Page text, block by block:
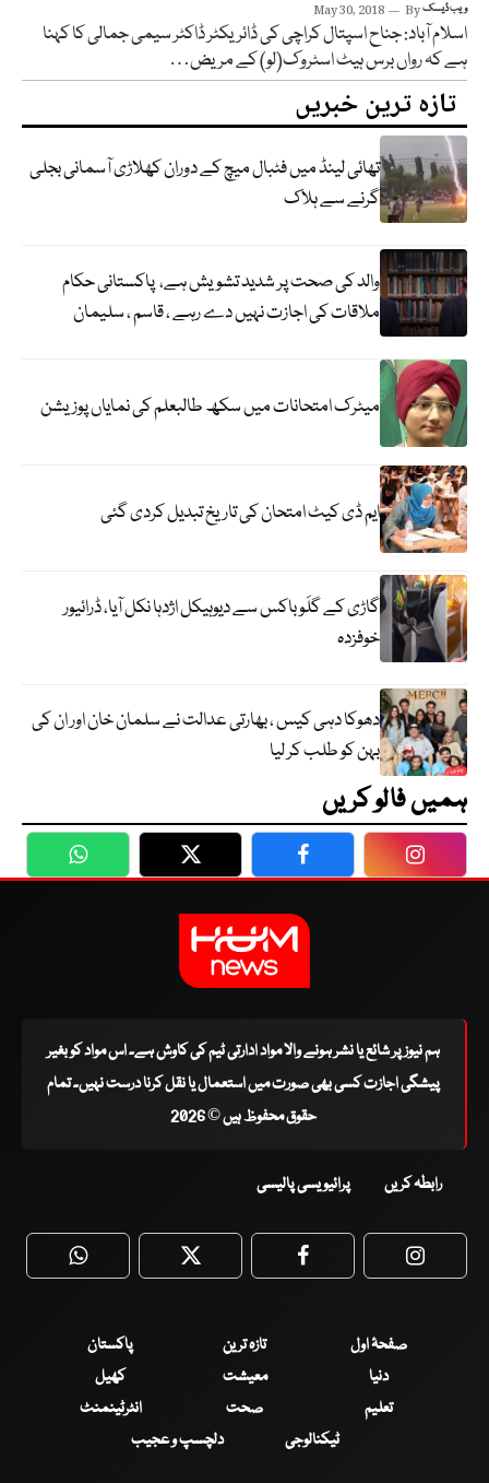
May 30, 2018 Byویب ڈیسک
اسلام آباد: جناح اسپتال کراچی کی ڈائریکٹر ڈاکٹر سیمی جمالی کا کہنا
ہے کہ رواں برس ہیٹ اسٹروک(لو) کے مریض…
تازہ ترین خبریں
تھائی لینڈ میں فٹبال میچ کے دوران کھلاڑی آسمانی بجلی
گرنے سے ہلاک
والد کی صحت پر شدید تشویش ہے، پاکستانی حکام
ملاقات کی اجازت نہیں دے رہے ، قاسم ، سلیمان
میٹرک امتحانات میں سکھ طالبعلم کی نمایاں پوزیشن
ایم ڈی کیٹ امتحان کی تاریخ تبدیل کردی گئی
گاڑی کے گلَو باکس سے دیوہیکل اژدہا نکل آیا، ڈرائیور
خوفزدہ
دھوکا دہی کیس ، بھارتی عدالت نے سلمان خان اور ان کی
بہن کو طلب کر لیا
ہمیں فالو کریں
WhatsApp Twitter Facebook
ہم نیوز پر شائع یا نشر ہونے والا مواد ادارتی ٹیم کی کاوش ہے۔ اس مواد کو بغیر
پیشگی اجازت کسی بھی صورت میں استعمال یا نقل کرنا درست نہیں۔ تمام
حقوق محفوظ ہیں © 2026
رابطہ کریں پرائیویسی پالیسی
WhatsApp Twitter Facebook
صفحۂ اول تازہ ترین
پاکستان
دنیا
معیشت
کھیل
تعلیم
صحت
انٹرٹینمنٹ
ٹیکنالوجی
دلچسپ و عجیب